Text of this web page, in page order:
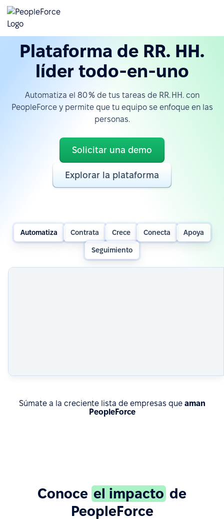
Plataforma de RR. HH.
líder todo-en-uno
Automatiza el 80 % de tus tareas de RR. HH. con
PeopleForce y permite que tu equipo se enfoque en las
personas.
Solicitar una demo
Explorar la plataforma
Automatiza Contrata Crece Conecta Apoya
Seguimiento
Súmate a la creciente lista de empresas que aman
PeopleForce
Conoce el impacto de
PeopleForce